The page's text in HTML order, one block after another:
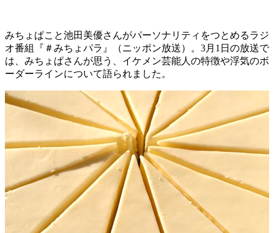
みちょぱこと池田美優さんがパーソナリティをつとめるラジ
オ番組『＃みちょパラ』（ニッポン放送）。3月1日の放送で
は、みちょぱさんが思う、イケメン芸能人の特徴や浮気のボ
ーダーラインについて語られました。